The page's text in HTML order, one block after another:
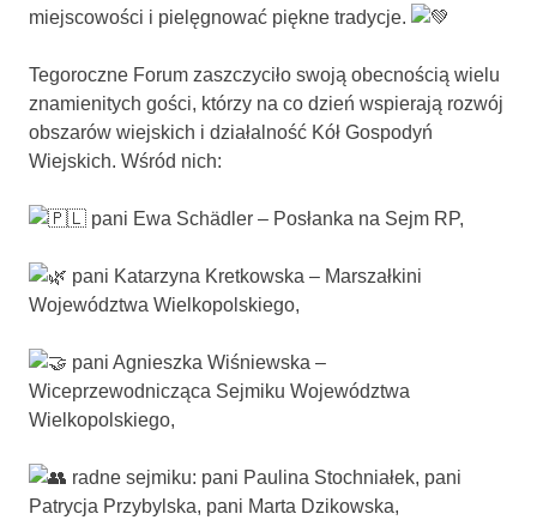
miejscowości i pielęgnować piękne tradycje.
Tegoroczne Forum zaszczyciło swoją obecnością wielu
znamienitych gości, którzy na co dzień wspierają rozwój
obszarów wiejskich i działalność Kół Gospodyń
Wiejskich. Wśród nich:
pani Ewa Schädler – Posłanka na Sejm RP,
pani Katarzyna Kretkowska – Marszałkini
Województwa Wielkopolskiego,
pani Agnieszka Wiśniewska –
Wiceprzewodnicząca Sejmiku Województwa
Wielkopolskiego,
radne sejmiku: pani Paulina Stochniałek, pani
Patrycja Przybylska, pani Marta Dzikowska,